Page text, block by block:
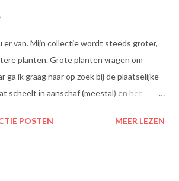
er van. Mijn collectie wordt steeds groter,
planten. Grote planten vragen om
ga ik graag naar op zoek bij de plaatselijke
scheelt in aanschaf (meestal) en het
POSTEN MEER LEZEN